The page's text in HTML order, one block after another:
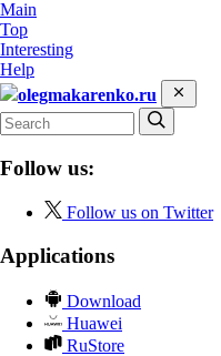
Main
Top
Interesting
Help
olegmakarenko.ru
Follow us:
Follow us on Twitter
Applications
Download
Huawei
RuStore